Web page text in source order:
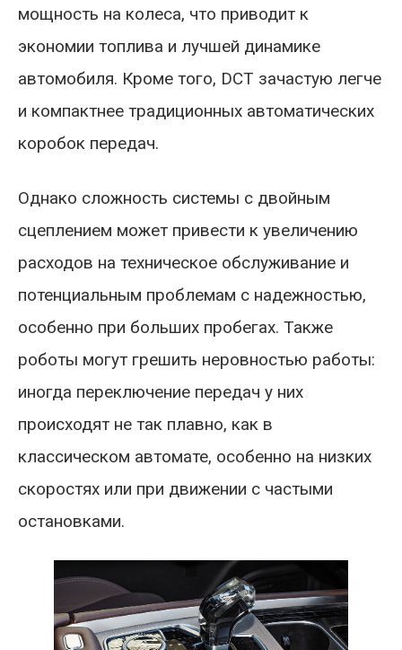
мощность на колеса, что приводит к
экономии топлива и лучшей динамике
автомобиля. Кроме того, DCT зачастую легче
и компактнее традиционных автоматических
коробок передач.
Однако сложность системы с двойным
сцеплением может привести к увеличению
расходов на техническое обслуживание и
потенциальным проблемам с надежностью,
особенно при больших пробегах. Также
роботы могут грешить неровностью работы:
иногда переключение передач у них
происходят не так плавно, как в
классическом автомате, особенно на низких
скоростях или при движении с частыми
остановками.